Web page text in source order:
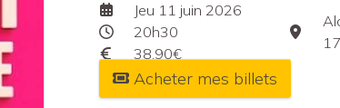
Jeu 11 juin 2026
20h30
38,90€
Acheter mes billets